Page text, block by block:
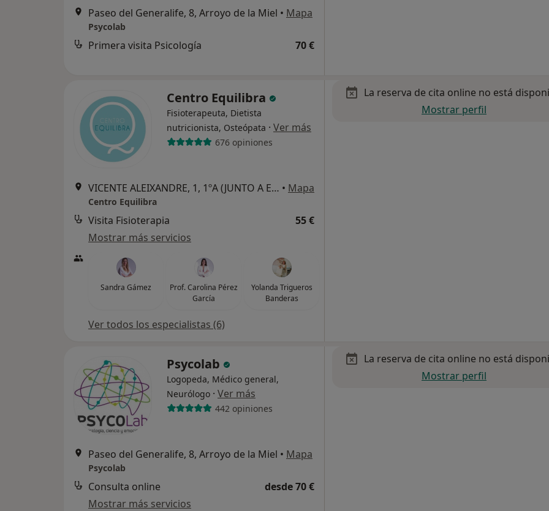
Paseo del Generalife, 8, Arroyo de la Miel • Mapa
Psycolab
Primera visita Psicología 70 €
Centro Equilibra
Fisioterapeuta, Dietista
nutricionista, Osteópata · Ver más
676 opiniones
VICENTE ALEIXANDRE, 1, 1ºA (JUNTO A ESTACIÓN DE TREN DE ARROYO DE LA MIEL), Benalmádena • Mapa
Centro Equilibra
Visita Fisioterapia
55 €
Mostrar más servicios
Sandra Gámez
Prof. Carolina Pérez
García
Yolanda Trigueros
Banderas
Ver todos los especialistas (6)
La reserva de cita online no está
Mostrar perfil
Psycolab
Logopeda, Médico general,
Neurólogo · Ver más
442 opiniones
Paseo del Generalife, 8, Arroyo de la Miel • Mapa
Psycolab
Consulta online
desde 70 €
Mostrar más servicios
La reserva de cita online no está
Mostrar perfil